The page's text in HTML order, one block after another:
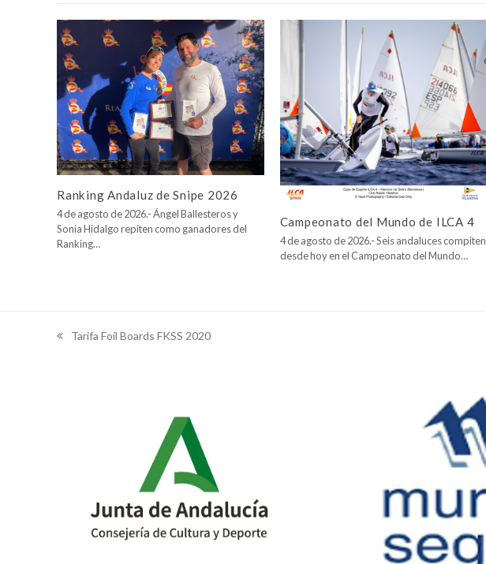
Ranking Andaluz de Snipe 2026
4 de agosto de 2026.- Ángel Ballesteros y
Sonia Hidalgo repiten como ganadores del
Ranking…
Campeonato del Mundo de ILCA 4
4 de agosto de 2026.- Seis andaluces compiten
desde hoy en el Campeonato del Mundo…
previous
Tarifa Foil Boards FKSS 2020